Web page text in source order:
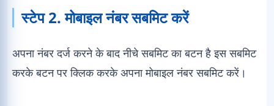
स्टेप 2. मोबाइल नंबर सबमिट करें
अपना नंबर दर्ज करने के बाद नीचे सबमिट का बटन है इस सबमिट
करके बटन पर क्लिक करके अपना मोबाइल नंबर सबमिट करें।